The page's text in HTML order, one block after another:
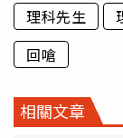
理科先生
回嗆
相關文章